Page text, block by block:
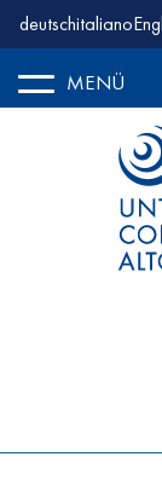
deutschitaliano
MENÜ